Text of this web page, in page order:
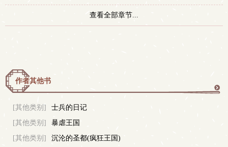
查看全部章节...
作者其他书
[其他类别]
士兵的日记
[其他类别]
暴虐王国
[其他类别]
沉沦的圣都(疯狂王国)